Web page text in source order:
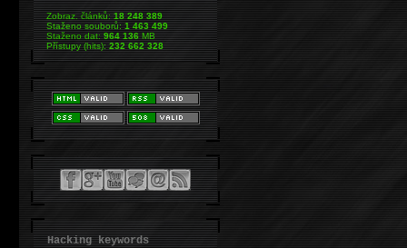
Zobraz. článků:18 248 389
Staženo souborů:1 463 499
Staženo dat:964 136MB
Přístupy (hits):232 662 328
Hacking keywords